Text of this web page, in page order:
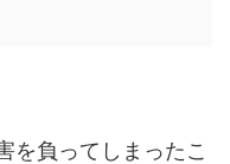
を負ってしまったこ